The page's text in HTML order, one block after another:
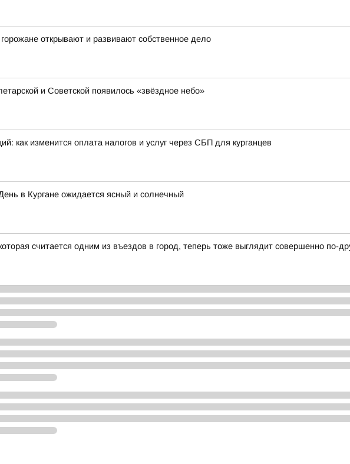
открывают и развивают собственное дело
и Советской появилось «звёздное небо»
как изменится оплата налогов и услуг через СБП для курганцев
в Кургане ожидается ясный и солнечный
считается одним из въездов в город, теперь тоже выглядит совершенно по-